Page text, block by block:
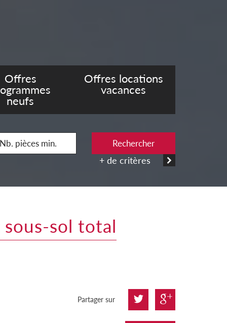
Offres
neufs
Offres locations
vacances
Rechercher
+ de critères
sous-sol total
Partager sur